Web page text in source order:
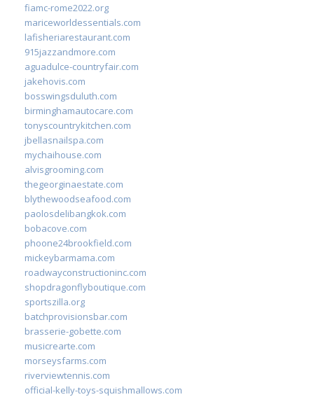
fiamc-rome2022.org
mariceworldessentials.com
lafisheriarestaurant.com
915jazzandmore.com
aguadulce-countryfair.com
jakehovis.com
bosswingsduluth.com
birminghamautocare.com
tonyscountrykitchen.com
jbellasnailspa.com
mychaihouse.com
alvisgrooming.com
thegeorginaestate.com
blythewoodseafood.com
paolosdelibangkok.com
bobacove.com
phoone24brookfield.com
mickeybarmama.com
roadwayconstructioninc.com
shopdragonflyboutique.com
sportszilla.org
batchprovisionsbar.com
brasserie-gobette.com
musicrearte.com
morseysfarms.com
riverviewtennis.com
official-kelly-toys-squishmallows.com